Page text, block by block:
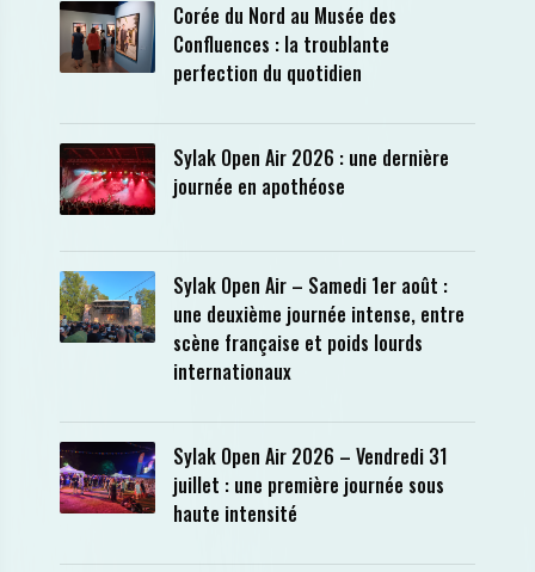
Corée du Nord au Musée des
Confluences : la troublante
perfection du quotidien
Sylak Open Air 2026 : une dernière
journée en apothéose
Sylak Open Air – Samedi 1er août :
une deuxième journée intense, entre
scène française et poids lourds
internationaux
Sylak Open Air 2026 – Vendredi 31
juillet : une première journée sous
haute intensité